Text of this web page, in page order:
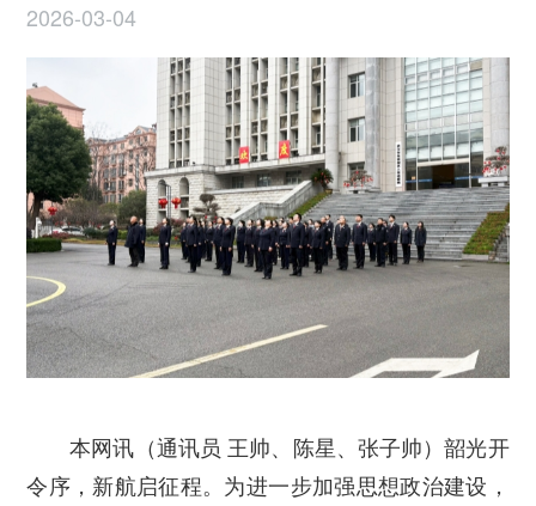
2026-03-04
本网讯（通讯员 王帅、陈星、张子帅）韶光开
令序，新航启征程。为进一步加强思想政治建设，